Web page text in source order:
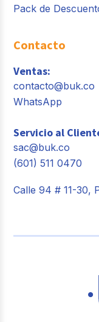
Pack de
Contacto
Ventas:
contacto@buk.co
WhatsApp
Servicio al
sac@buk.co
(601) 511 0470
Calle 94 # 11-30,